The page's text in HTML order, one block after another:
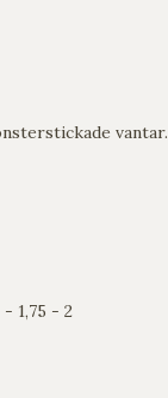
vantar.
1,75 - 2